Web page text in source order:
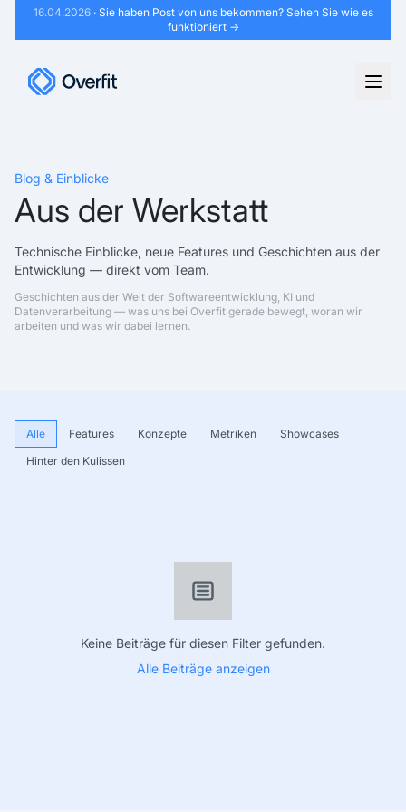
16.04.2026· Sie haben Post von uns bekommen? Sehen Sie wie es
funktioniert →
Blog & Einblicke
Aus der Werkstatt
Technische Einblicke, neue Features und Geschichten aus der
Entwicklung — direkt vom Team.
Geschichten aus der Welt der Softwareentwicklung, KI und
Datenverarbeitung — was uns bei Overfit gerade bewegt, woran wir
arbeiten und was wir dabei lernen.
Alle Features Konzepte Metriken
Showcases
Hinter den Kulissen
Keine Beiträge für diesen Filter gefunden.
Alle Beiträge anzeigen